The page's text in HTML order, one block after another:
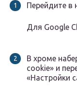
Перейдите в
Для Google
В хроме
cookie» и
«Настройки